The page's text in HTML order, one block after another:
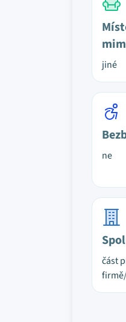
jiné
ne
část